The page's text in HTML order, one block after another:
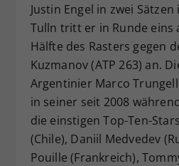
Justin Engel in zwei
Tulln tritt er in Runde eins
Hälfte des Rasters gegen
Kuzmanov (ATP 263) an.
Argentinier Marco
in seiner seit 2008
die einstigen Top-Ten-
(Chile), Daniil Medvedev
Pouille (Frankreich),